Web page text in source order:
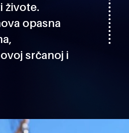
živote.
opasna
srčanoj i